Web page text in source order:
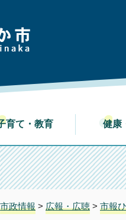
子育て・教育 健
市政情報 > 広報・広聴 > 市報